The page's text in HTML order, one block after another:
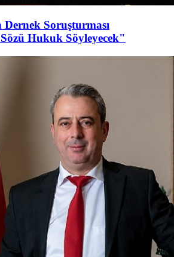
Dernek Soruşturması
Hukuk Söyleyecek"